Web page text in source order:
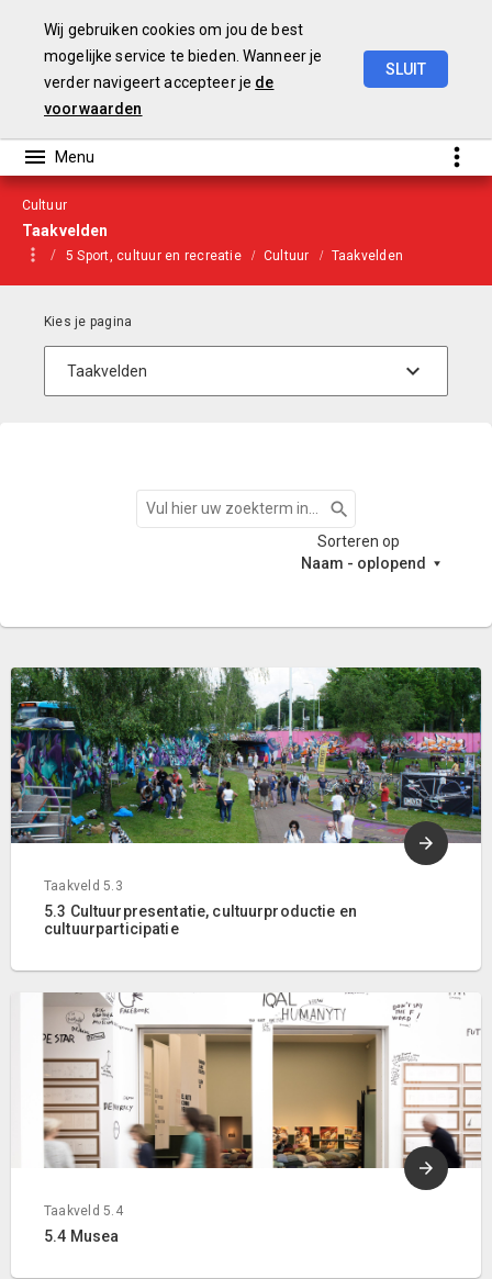
Cultuur
Taakvelden
5 Sport, cultuur en recreatie Cultuur Taakvelden
Zoeken
Sorteren op
Naam - oplopend
Taakveld 5.3
5.3 Cultuurpresentatie, cultuurproductie en
cultuurparticipatie
Taakveld 5.4
5.4 Musea
Wij gebruiken cookies om jou de best
mogelijke service te bieden. Wanneer je
verder navigeert accepteer je de
voorwaarden
SLUIT